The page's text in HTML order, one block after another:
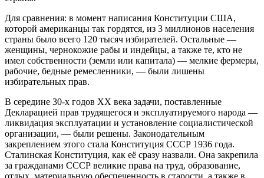
Для сравнения: в момент написания Конституции США,
которой американцы так гордятся, из 3 миллионов населения
страны было всего 120 тысяч избирателей. Остальные —
женщины, чернокожие рабы и индейцы, а также те, кто не
имел собственности (земли или капитала) — мелкие фермеры,
рабочие, бедные ремесленники, — были лишены
избирательных прав.
В середине 30-х годов XX века задачи, поставленные
Декларацией прав трудящегося и эксплуатируемого народа —
ликвидация эксплуатации и установление социалистической
организации, — были решены. Законодательным
закреплением этого стала Конституция СССР 1936 года.
Сталинская Конституция, как её сразу назвали. Она закрепила
за гражданами СССР великие права на труд, образование,
отдых, материальную обеспеченность в старости, а также в